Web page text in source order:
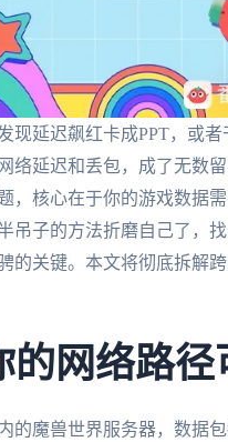
延迟飙红卡成PPT，或者
络延迟和丢包，成了无数
，核心在于你的游戏数据
吊子的方法折磨自己了，
关键。本文将彻底拆解跨
的网络路径
的魔兽世界服务器，数据